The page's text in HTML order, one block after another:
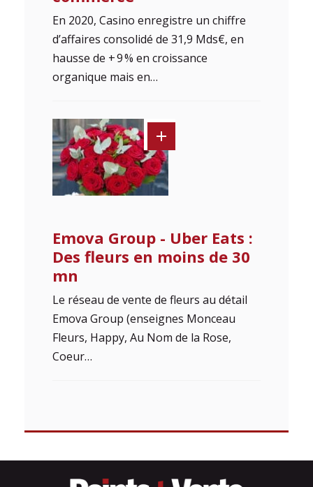
En 2020, Casino enregistre un chiffre
d’affaires consolidé de 31,9 Mds€, en
hausse de + 9 % en croissance
organique mais en…
Emova Group - Uber Eats :
Des fleurs en moins de 30
mn
Le réseau de vente de fleurs au détail
Emova Group (enseignes Monceau
Fleurs, Happy, Au Nom de la Rose,
Coeur…